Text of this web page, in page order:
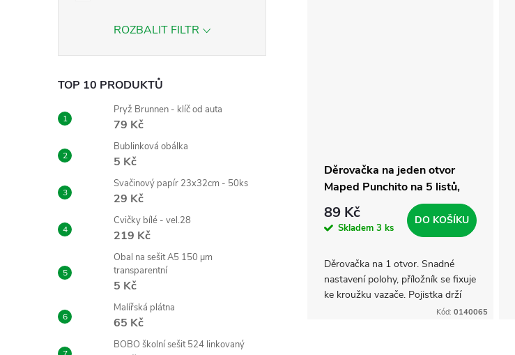
ROZBALIT FILTR
TOP 10 PRODUKTŮ
Pryž Brunnen - klíč od auta
79 Kč
Bublinková obálka
5 Kč
Svačinový papír 23x32cm - 50ks
29 Kč
Cvičky bílé - vel.28
219 Kč
Obal na sešit A5 150 µm
transparentní
5 Kč
Malířská plátna
65 Kč
BOBO školní sešit 524 linkovaný
Děrovačka na jeden otvor
Maped Punchito na 5 listů,
mix barev
89 Kč
Skladem 3 ks
DO KOŠÍKU
Děrovačka na 1 otvor. Snadné
nastavení polohy, příložník se fixuje
ke kroužku vazače. Pojistka drží
děrovačku zavřenou. Na 5 listů.
Kód: 0140065